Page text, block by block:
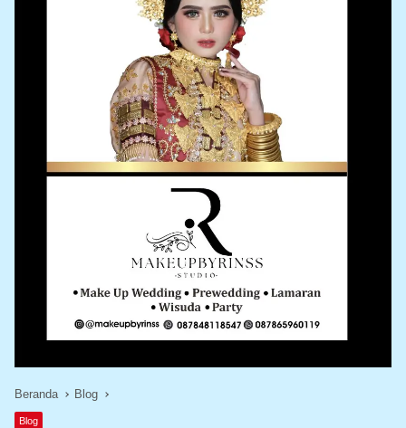
Beranda Blog
Blog